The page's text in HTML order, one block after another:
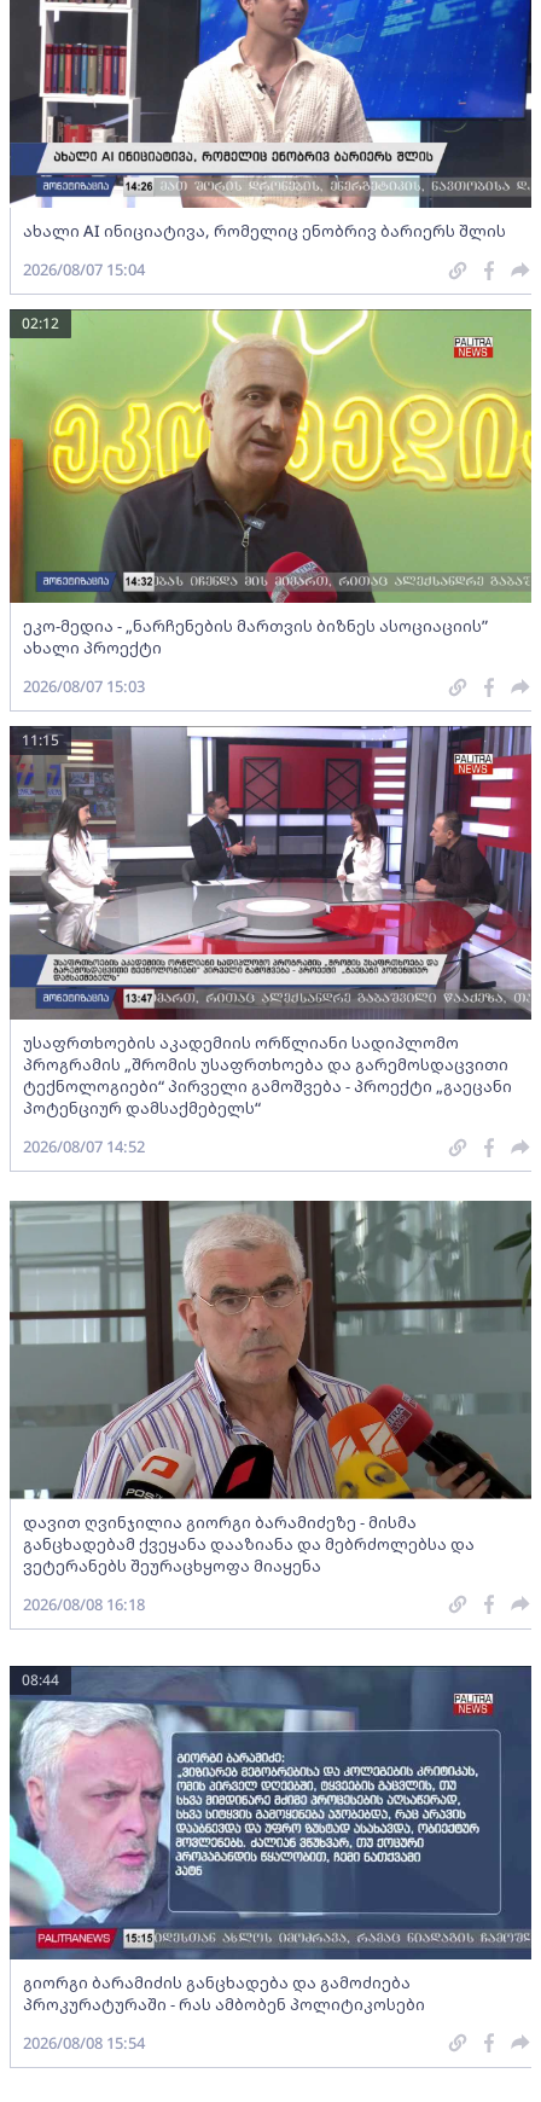
ახალი AI ინიციატივა, რომელიც ენობრივ ბარიერს შლის
2026/08/07 15:04
ეკო-მედია - „ნარჩენების მართვის ბიზნეს ასოციაციის”
ახალი პროექტი
02:12
2026/08/07 15:03
უსაფრთხოების აკადემიის ორწლიანი სადიპლომო
პროგრამის „შრომის უსაფრთხოება და გარემოსდაცვითი
ტექნოლოგიები“ პირველი გამოშვება - პროექტი „გაეცანი
პოტენციურ დამსაქმებელს“
11:15
2026/08/07 14:52
დავით ღვინჯილია გიორგი ბარამიძეზე - მისმა
განცხადებამ ქვეყანა დააზიანა და მებრძოლებსა და
ვეტერანებს შეურაცხყოფა მიაყენა
2026/08/08 16:18
გიორგი ბარამიძის განცხადება და გამოძიება
პროკურატურაში - რას ამბობენ პოლიტიკოსები
08:44
2026/08/08 15:54